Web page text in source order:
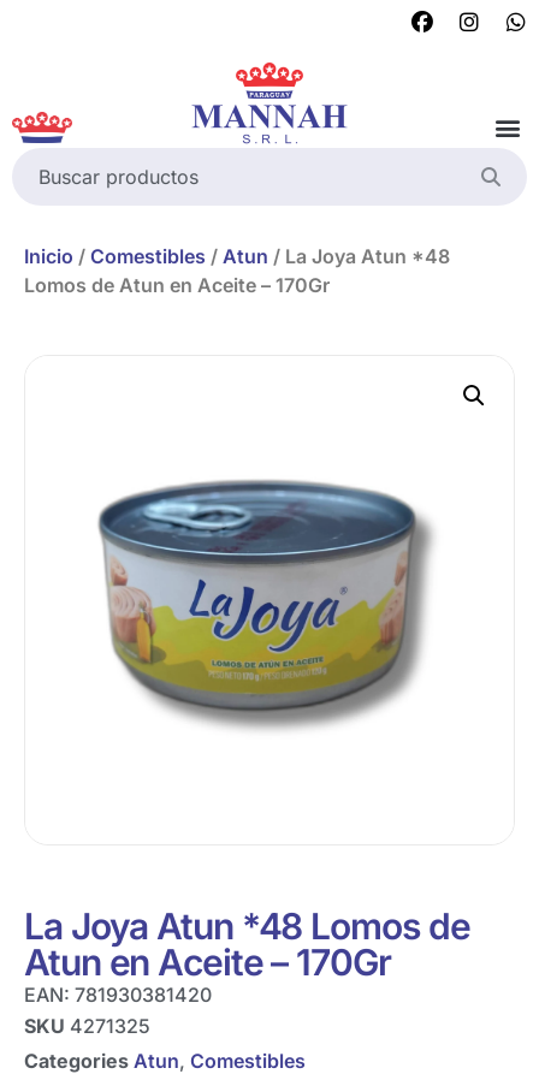
Inicio / Comestibles / Atun / La Joya Atun *48
Lomos de Atun en Aceite – 170Gr
La Joya Atun *48 Lomos de
Atun en Aceite – 170Gr
EAN: 781930381420
SKU 4271325
Categories Atun, Comestibles